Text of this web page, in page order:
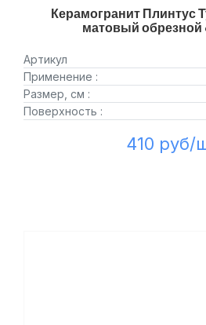
Керамогранит Плинтус
матовый обрезной
Артикул
Применение :
Размер, см :
Поверхность :
410 руб/